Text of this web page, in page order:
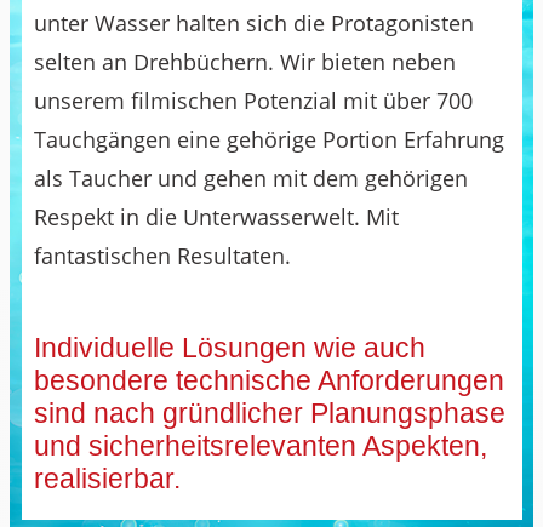
unter Wasser halten sich die Protagonisten
selten an Drehbüchern. Wir bieten neben
unserem filmischen Potenzial mit über 700
Tauchgängen eine gehörige Portion Erfahrung
als Taucher und gehen mit dem gehörigen
Respekt in die Unterwasserwelt. Mit
fantastischen Resultaten.
Individuelle Lösungen wie auch
besondere technische Anforderungen
sind nach gründlicher Planungsphase
und sicherheitsrelevanten Aspekten,
realisierbar.